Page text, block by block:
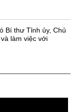
Bí thư Tỉnh ủy, Chủ
làm việc với